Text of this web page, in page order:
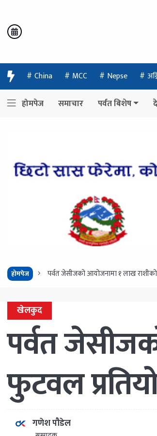
China MCC Nepse
होमपेज समाचार पर्वत बिशेष
होमपेज पर्वत जेसीजको आयोजनामा १ लाख
खेलकुद
पर्वत
फुटवल
गणेश पौडेल